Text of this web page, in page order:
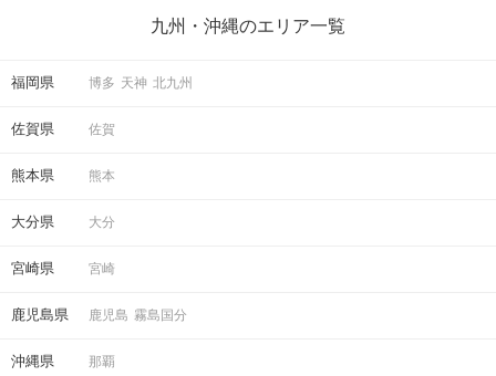
九州・沖縄のエリア一覧
福岡県 博多 天神 北九州
佐賀県 佐賀
熊本県 熊本
大分県 大分
宮崎県 宮崎
鹿児島県 鹿児島 霧島国分
沖縄県 那覇